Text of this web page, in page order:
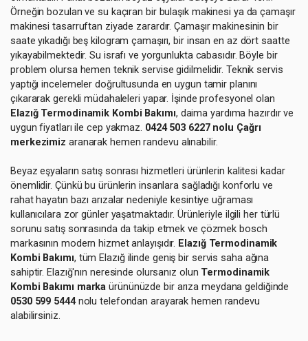
Örneğin bozulan ve su kaçıran bir bulaşık makinesi ya da çamaşır
makinesi tasarruftan ziyade zarardır. Çamaşır makinesinin bir
saate yıkadığı beş kilogram çamaşırı, bir insan en az dört saatte
yıkayabilmektedir. Su israfı ve yorgunlukta cabasıdır. Böyle bir
problem olursa hemen teknik servise gidilmelidir. Teknik servis
yaptığı incelemeler doğrultusunda en uygun tamir planını
çıkararak gerekli müdahaleleri yapar. İşinde profesyonel olan
Elazığ Termodinamik Kombi Bakımı, daima yardıma hazırdır ve
uygun fiyatları ile cep yakmaz. 0424 503 6227 nolu Çağrı
merkezimiz aranarak hemen randevu alınabilir.
Beyaz eşyaların satış sonrası hizmetleri ürünlerin kalitesi kadar
önemlidir. Çünkü bu ürünlerin insanlara sağladığı konforlu ve
rahat hayatın bazı arızalar nedeniyle kesintiye uğraması
kullanıcılara zor günler yaşatmaktadır. Ürünleriyle ilgili her türlü
sorunu satış sonrasında da takip etmek ve çözmek bosch
markasının modern hizmet anlayışıdır. Elazığ Termodinamik
Kombi Bakımı, tüm Elazığ ilinde geniş bir servis saha ağına
sahiptir. Elazığ'nın neresinde olursanız olun Termodinamik
Kombi Bakımı marka ürününüzde bir arıza meydana geldiğinde
0530 599 5444nolu telefondan arayarak hemen randevu
alabilirsiniz.